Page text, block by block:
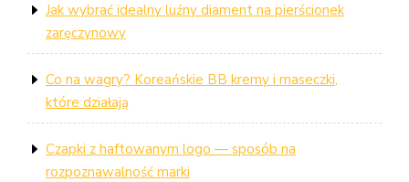
Jak wybrać idealny luźny diament na pierścionek
zaręczynowy
Co na wagry? Koreańskie BB kremy i maseczki,
które działają
Czapki z haftowanym logo — sposób na
rozpoznawalność marki